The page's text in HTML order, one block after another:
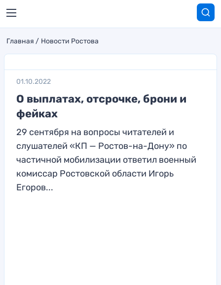
Главная Новости Ростова
01.10.2022
О выплатах, отсрочке, брони и
фейках
29 сентября на вопросы читателей и
слушателей «КП — Ростов-на-Дону» по
частичной мобилизации ответил военный
комиссар Ростовской области Игорь
Егоров...